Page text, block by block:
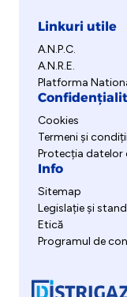
Linkuri utile
A.N.P.C.
A.N.R.E.
Platforma
Cookies
Termeni și
Protecția datelor
Info
Sitemap
Legislație și
Etică
Programul de